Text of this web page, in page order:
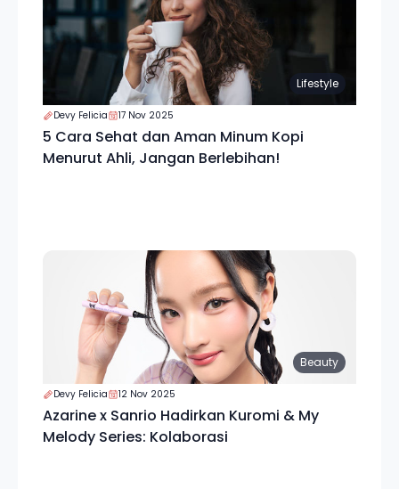
Lifestyle
Devy Felicia 17 Nov 2025
5 Cara Sehat dan Aman Minum Kopi
Menurut Ahli, Jangan Berlebihan!
Beauty
Devy Felicia 12 Nov 2025
Azarine x Sanrio Hadirkan Kuromi & My
Melody Series: Kolaborasi